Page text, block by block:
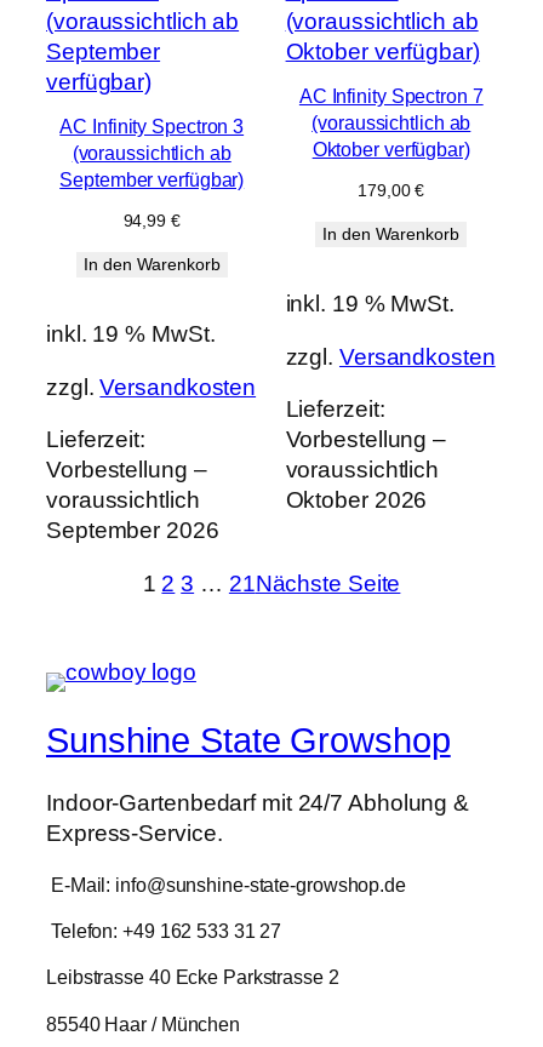
AC Infinity Spectron 3
(voraussichtlich ab
September verfügbar)
94,99 €
In den Warenkorb
inkl. 19 % MwSt.
zzgl.Versandkosten
Lieferzeit:
Vorbestellung –
voraussichtlich
September 2026
AC Infinity Spectron 7
(voraussichtlich ab
Oktober verfügbar)
179,00€
In den Warenkorb
inkl. 19 % MwSt.
zzgl. Versandkosten
Lieferzeit:
Vorbestellung –
voraussichtlich
Oktober 2026
1 2 3 … 21Nächste Seite
Sunshine State Growshop
Indoor-Gartenbedarf mit 24/7 Abholung &
Express-Service.
E-Mail: info@sunshine-state-growshop.de
Telefon: +49 162 533 31 27
Leibstrasse 40 Ecke Parkstrasse 2
85540 Haar / München